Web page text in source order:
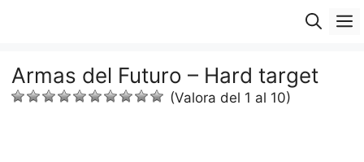
Armas del Futuro – Hard target
(Valora del 1 al 10)